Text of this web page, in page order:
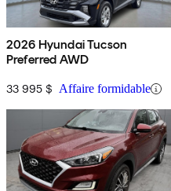
2026 Hyundai Tucson
Preferred AWD
33 995 $ Affaire formidable